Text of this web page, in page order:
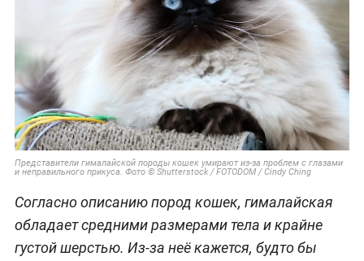
Представители гималайской породы кошек умирают из-за проблем с глазами
и неправильного прикуса. Фото © Shutterstock / FOTODOM / Cindy Ching
Согласно описанию пород кошек, гималайская
обладает средними размерами тела и крайне
густой шерстью. Из-за неё кажется, будто бы